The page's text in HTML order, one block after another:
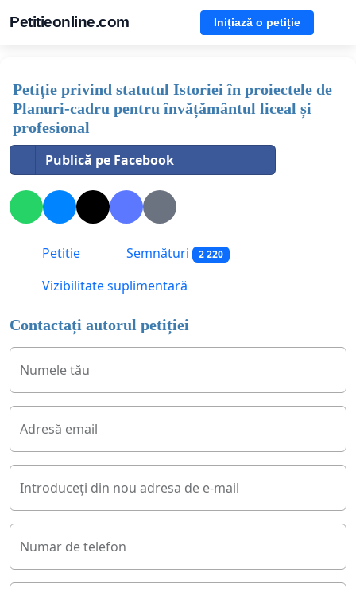
Petitieonline.com Inițiază o petiție
Petiție privind statutul Istoriei în proiectele de
Planuri-cadru pentru învățământul liceal și
profesional
Publică pe Facebook
Petitie Semnături 2 220
Vizibilitate suplimentară
Contactați autorul petiției
Numele tău
Adresă email
Introduceți din nou adresa de e-mail
Numar de telefon